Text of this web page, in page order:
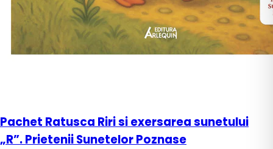
Pachet Ratusca Riri si exersarea sunetului
„R”. Prietenii Sunetelor Poznase